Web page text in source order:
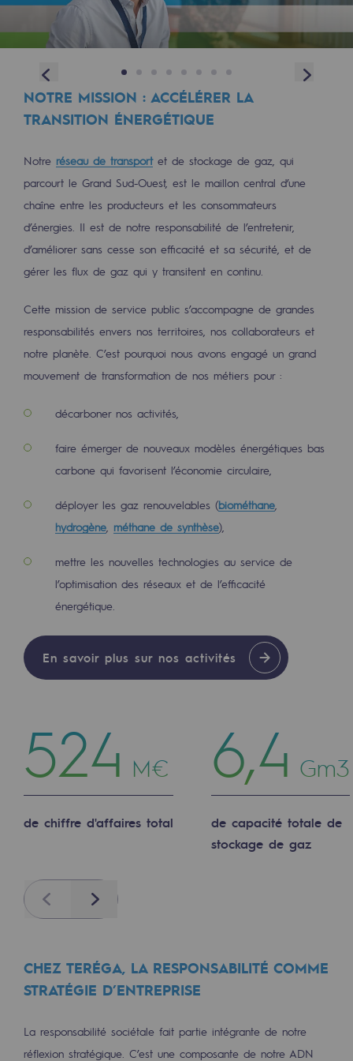
Décarbonation : une priorité
Limitation des émissions atmosphériques
Préservation de la biodiversité
Responsabilité sociale et territoriale
Responsabilité sociale et
Energiz Mouv
Energiz Mouv
Le programme social et territorial de
Territorial
Territorial
Engagements auprès des territoires
Social
Social
Notre investissement dans les
Inclusion
Mixité et égalité Femme-Homme
QVCT
Sécurité
Sécurité
Sécurité et cybersécurité
Santé et sécurité au travail
Sécurité industrielle
Gouvernance responsable
CADRE, le programme gouvernance
Éthique et conformité
Achats responsables
Fonds de dotation
Previous Next
NOTRE MISSION : ACCÉLÉRER LA
TRANSITION ÉNERGÉTIQUE
Notre réseau de transportet de stockage de gaz, qui
parcourt le Grand Sud-Ouest, est le maillon central d’une
chaîne entre les producteurs et les consommateurs
d’énergies. Il est de notre responsabilité de l’entretenir,
d’améliorer sans cesse son efficacité et sa sécurité, et de
gérer les flux de gaz qui y transitent en continu.
Cette mission de service public s’accompagne de grandes
responsabilités envers nos territoires, nos collaborateurs et
notre planète. C’est pourquoi nous avons engagé un grand
mouvement de transformation de nos métiers pour :
décarboner nos activités,
faire émerger de nouveaux modèles énergétiques bas
carbone qui favorisent l’économie circulaire,
déployer les gaz renouvelables (biométhane
hydrogène méthane de synthèse),
mettre les nouvelles technologies au service de
l’optimisation des réseaux et de l’efficacité
énergétique.
En savoir plus sur nos activités
524 M€
de chiffre d'affaires total
6,4 Gm3
de capacité totale de
stockage de gaz
PreviousNext
CHEZ TERÉGA, LA RESPONSABILITÉ COMME
STRATÉGIE D’ENTREPRISE
La responsabilité sociétale fait partie intégrante de notre
réflexion stratégique. C’est une composante de notre ADN